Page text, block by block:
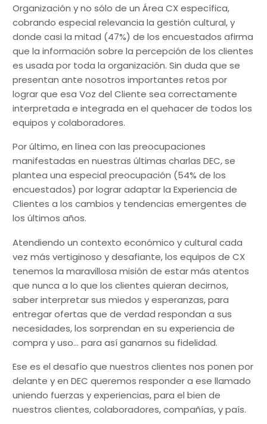
Organización y no sólo de un Área CX específica,
cobrando especial relevancia la gestión cultural, y
donde casi la mitad (47%) de los encuestados afirma
que la información sobre la percepción de los clientes
es usada por toda la organización. Sin duda que se
presentan ante nosotros importantes retos por
lograr que esa Voz del Cliente sea correctamente
interpretada e integrada en el quehacer de todos los
equipos y colaboradores.
Por último, en línea con las preocupaciones
manifestadas en nuestras últimas charlas DEC, se
plantea una especial preocupación (54% de los
encuestados) por lograr adaptar la Experiencia de
Clientes a los cambios y tendencias emergentes de
los últimos años.
Atendiendo un contexto económico y cultural cada
vez más vertiginoso y desafiante, los equipos de CX
tenemos la maravillosa misión de estar más atentos
que nunca a lo que los clientes quieran decirnos,
saber interpretar sus miedos y esperanzas, para
entregar ofertas que de verdad respondan a sus
necesidades, los sorprendan en su experiencia de
compra y uso… para así ganarnos su fidelidad.
Ese es el desafío que nuestros clientes nos ponen por
delante y en DEC queremos responder a ese llamado
uniendo fuerzas y experiencias, para el bien de
nuestros clientes, colaboradores, compañías, y país.